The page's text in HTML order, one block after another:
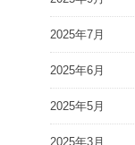
2025年7月
2025年6月
2025年5月
2025年3月